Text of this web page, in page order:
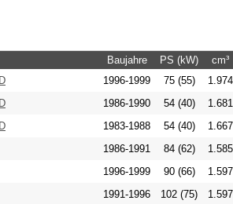
Baujahre PS (kW) cm³
1996-1999 75 (55) 1.974
1986-1990 54 (40) 1.681
1983-1988 54 (40) 1.667
1986-1991 84 (62) 1.585
1996-1999 90 (66) 1.597
1991-1996 102 (75) 1.597